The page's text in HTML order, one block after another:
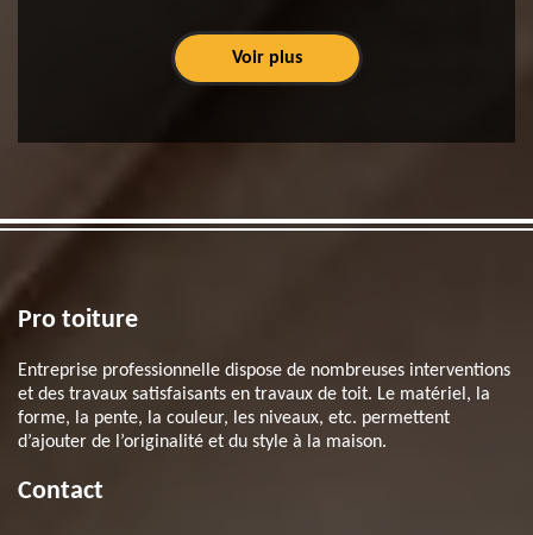
Voir plus
Pro toiture
Entreprise professionnelle dispose de nombreuses interventions
et des travaux satisfaisants en travaux de toit. Le matériel, la
forme, la pente, la couleur, les niveaux, etc. permettent
d’ajouter de l’originalité et du style à la maison.
Contact